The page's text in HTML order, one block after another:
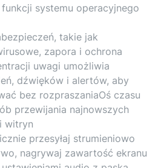
systemu operacyjnego
takie jak
zapora i ochrona
uwagi umożliwia
dźwięków i alertów, aby
bez rozpraszaniaOś czasu
przewijania najnowszych
witryn
przesyłaj strumieniowo
nagrywaj zawartość ekranu